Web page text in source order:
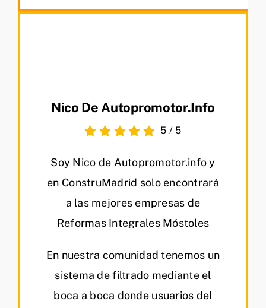
Nico De Autopromotor.info
5 / 5
Soy Nico de Autopromotor.info y
en ConstruMadrid solo encontrará
a las mejores empresas de
Reformas Integrales Móstoles
En nuestra comunidad tenemos un
sistema de filtrado mediante el
boca a boca donde usuarios del